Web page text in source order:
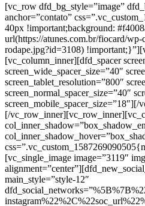
[vc_row dfd_bg_style=”image”
anchor=”contato”
40px !important;background:
url(https://atunes.com.br/fiocard/
rodape.jpg?id=3108)
[vc_column_inner][dfd_spacer
screen_wide_spacer_size=”40″
screen_tablet_resolution=”800″
screen_normal_spacer_size=”40″
screen_mobile_spacer_size=”18″][/
[/
[vc_single_image image=”3119″
main_style=”style-12″